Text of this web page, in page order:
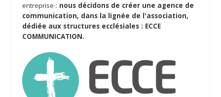
entreprise : nous décidons de créer une agence de
communication, dans la lignée de l'association,
dédiée aux structures ecclésiales : ECCE
COMMUNICATION.